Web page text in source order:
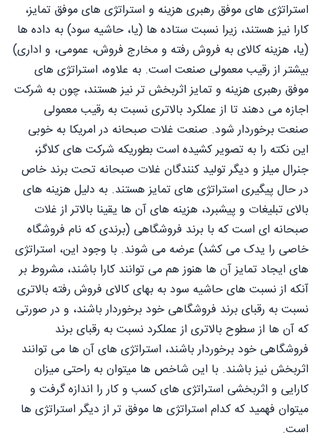
استراتژی های موفق رهبری هزینه و استراتژی های موفق تمایز،
کارا نیز هستند، زیرا نسبت ستاده ها (یا، حاشیه سود) به داده ها
(یا، هزینه کالای به فروش رفته و مخارج فروش، عمومی، و اداری)
بیشتر از رقیب معمولی صنعت است. به علاوه، استراتژی های
موفق رهبری هزینه و تمایز اثربخش تر نیز هستند، چون به شرکت
اجازه می دهند تا از عملکرد بالاتری نسبت به رقیب معمولی
صنعت برخوردار شود. صنعت غلات صبحانه در امریکا به خوبی
این نکته را به تصویر کشیده است بطوریکه شرکت های کلاگز،
جنرال میلز و دیگر تولید کنندگان غلات صبحانه تحت برند خاص
در حال پیگیری استراتژی های تمایز هستند. به دلیل هزینه های
بالای تبلیغات و پیشبرد، هزینه های آن ها يقينا بالاتر از غلات
صبحانه ای است که با برند فروشگاهی (برندی که نام فروشگاه
خاصی را یدک می کشد) عرضه می شوند. با وجود این، استراتژی
های ایجاد تمایز آن ها هنوز هم می توانند کارا باشند، مشروط بر
آنکه از نسبت های حاشیه سود به بهای کالای فروش رفته بالاتری
نسبت به رقبای برند فروشگاهی خود برخوردار باشند، و در صورتی
که آن ها از سطوح بالاتری از عملکرد نسبت به رقبای برند
فروشگاهی خود برخوردار باشند، استراتژی های آن ها می توانند
اثربخش نیز باشند. با این شاخص ها میتوان به راحتی میزان
کارایی و اثربخشی استراتژی های کسب و کار را اندازه گرفت و
میتوان فهمید که کدام استراتژی ها موفق تر از دیگر استراتژی ها
است.